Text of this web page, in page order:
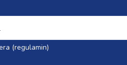
(regulamin)